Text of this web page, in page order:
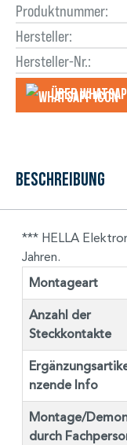
Produktnummer:
Hersteller:
Hersteller-Nr.:
Über
Beschreibung
*** HELLA
Jahren.
Montageart
Anzahl der
Steckkontakte
nzende Info
Montage/
durch